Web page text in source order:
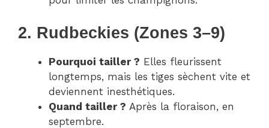
2. Rudbeckies (Zones 3–9)
Pourquoi tailler ? Elles fleurissent
longtemps, mais les tiges sèchent vite et
deviennent inesthétiques.
Quand tailler ? Après la floraison, en
septembre.